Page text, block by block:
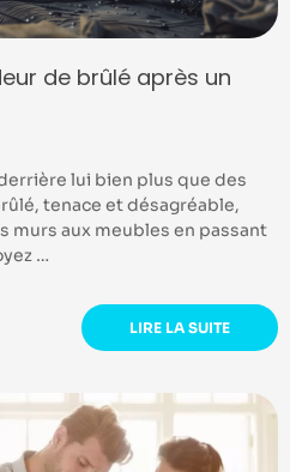
de brûlé après un
lui bien plus que des
tenace et désagréable,
murs aux meubles en passant
…
LIRE LA SUITE